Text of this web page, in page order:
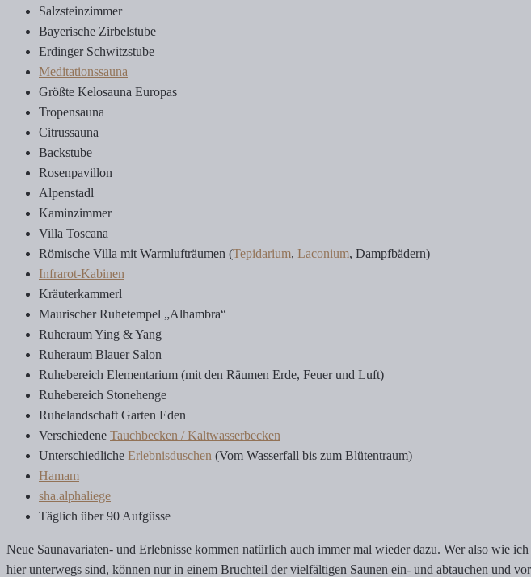
Salzsteinzimmer
Bayerische Zirbelstube
Erdinger Schwitzstube
Meditationssauna
Größte Kelosauna Europas
Tropensauna
Citrussauna
Backstube
Rosenpavillon
Alpenstadl
Kaminzimmer
Villa Toscana
Römische Villa mit Warmlufträumen (Tepidarium, Laconium, Dampfbädern)
Infrarot-Kabinen
Kräuterkammerl
Maurischer Ruhetempel „Alhambra“
Ruheraum Ying & Yang
Ruheraum Blauer Salon
Ruhebereich Elementarium (mit den Räumen Erde, Feuer und Luft)
Ruhebereich Stonehenge
Ruhelandschaft Garten Eden
Verschiedene Tauchbecken / Kaltwasserbecken
Unterschiedliche Erlebnisduschen (Vom Wasserfall bis zum Blütentraum)
Hamam
sha.alphaliege
Täglich über 90 Aufgüsse
Neue Saunavariaten- und Erlebnisse kommen natürlich auch immer mal wieder dazu. Wer also wie
hier unterwegs sind, können nur in einem Bruchteil der vielfältigen Saunen ein- und abtauchen und